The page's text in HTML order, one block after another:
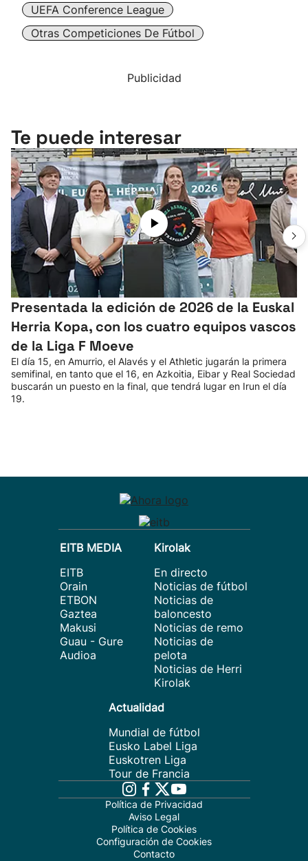
UEFA Conference League
Otras Competiciones De Fútbol
Publicidad
Te puede interesar
Presentada la edición de 2026 de la Euskal
Herria Kopa, con los cuatro equipos vascos
de la Liga F Moeve
El día 15, en Amurrio, el Alavés y el Athletic jugarán la primera
semifinal, en tanto que el 16, en Azkoitia, Eibar y Real Sociedad
buscarán un puesto en la final, que tendrá lugar en Irun el día
19.
EITB MEDIA
EITB
Orain
ETBON
Gaztea
Makusi
Guau - Gure
Audioa
Kirolak
En directo
Noticias de fútbol
Noticias de
baloncesto
Noticias de remo
Noticias de
pelota
Noticias de Herri
Kirolak
Actualidad
Mundial de fútbol
Eusko Label Liga
Euskotren Liga
Tour de Francia
Política de Privacidad
Aviso Legal
Política de Cookies
Configuración de Cookies
Contacto